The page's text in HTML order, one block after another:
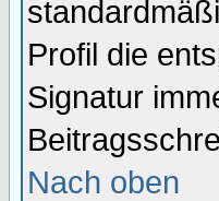
Profil die
Signatur
Nach oben